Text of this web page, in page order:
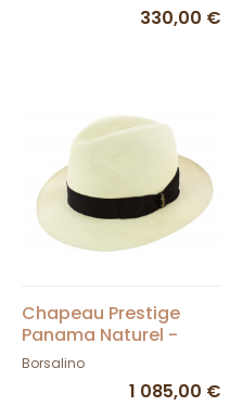
330,00 €
Chapeau Prestige
Panama Naturel -
Borsalino
Borsalino
1 085,00 €